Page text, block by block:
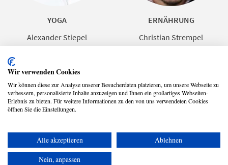
YOGA
Alexander Stiepel
ERNÄHRUNG
Christian Strempel
Copyright © 2026 UmspannwerX Zukunft GmbH
Wir verwenden Cookies
Wir können diese zur Analyse unserer Besucherdaten platzieren, um unsere Webseite zu
verbessern, personalisierte Inhalte anzuzeigen und Ihnen ein großartiges Webseiten-
Erlebnis zu bieten. Für weitere Informationen zu den von uns verwendeten Cookies
öffnen Sie die Einstellungen.
Alle akzeptieren
Ablehnen
Nein, anpassen